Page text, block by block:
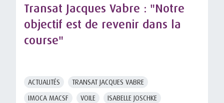
Transat Jacques Vabre : "Notre
objectif est de revenir dans la
course"
ACTUALITÉS
TRANSAT JACQUES VABRE
IMOCA MACSF
VOILE
ISABELLE JOSCHKE